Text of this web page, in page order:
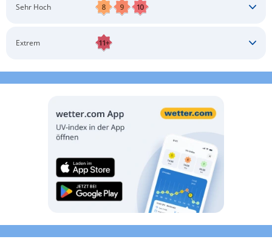
Langärmlige Bekleidung
Sonnenbrille
Sehr Hoch
Langärmlige Bekleidung
Extrem